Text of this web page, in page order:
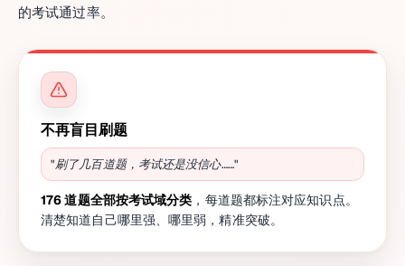
的考试通过率。
不再盲目刷题
"刷了几百道题，考试还是没信心……"
176 道题全部按考试域分类 ，每道题都标注对应知识点。
清楚知道自己哪里强、哪里弱，精准突破。